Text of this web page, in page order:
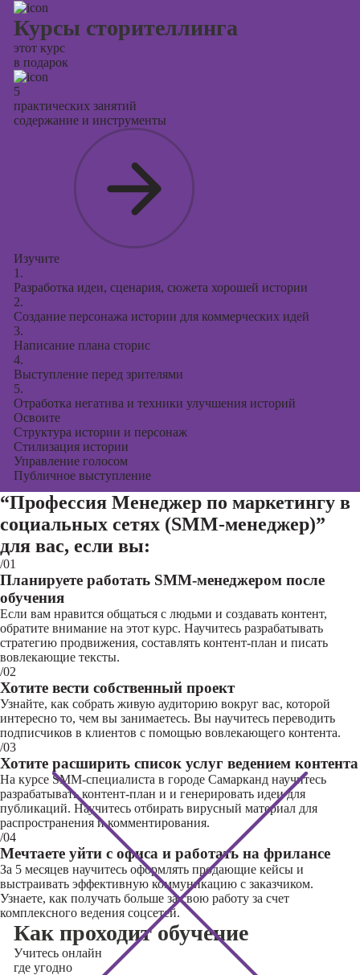
Курсы сторителлинга
этот курс
в подарок
5
практических занятий
содержание и инструменты
Изучите
1.
Разработка идеи, сценария, сюжета хорошей истории
2.
Создание персонажа истории для коммерческих идей
3.
Написание плана сторис
4.
Выступление перед зрителями
5.
Отработка негатива и техники улучшения историй
Освоите
Структура истории и персонаж
Стилизация истории
Управление голосом
Публичное выступление
“Профессия Менеджер по маркетингу в
социальных сетях (SMM-менеджер)”
для вас, если вы:
/01
Планируете работать SMM-менеджером после
обучения
Если вам нравится общаться с людьми и создавать контент,
обратите внимание на этот курс. Научитесь разрабатывать
стратегию продвижения, составлять контент-план и писать
вовлекающие тексты.
/02
Хотите вести собственный проект
Узнайте, как собрать живую аудиторию вокруг вас, которой
интересно то, чем вы занимаетесь. Вы научитесь переводить
подписчиков в клиентов с помощью вовлекающего контента.
/03
Хотите расширить список услуг ведением контента
На курсе SMM-специалиста в городе Самарканд научитесь
разрабатывать контент-план и и генерировать идеи для
публикаций. Научитесь отбирать вирусный материал для
распространения и комментирования.
/04
Мечтаете уйти с офиса и работать на фрилансе
За 5 месяцев научитесь оформлять продающие кейсы и
выстраивать эффективную коммуникацию с заказчиком.
Узнаете, как получать больше за свою работу за счет
комплексного ведения соцсетей.
Как проходит обучение
Учитесь онлайн
где угодно